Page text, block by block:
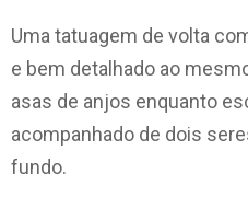
Uma tatuagem de volta
e bem detalhado ao
asas de anjos enquanto
acompanhado de dois
fundo.